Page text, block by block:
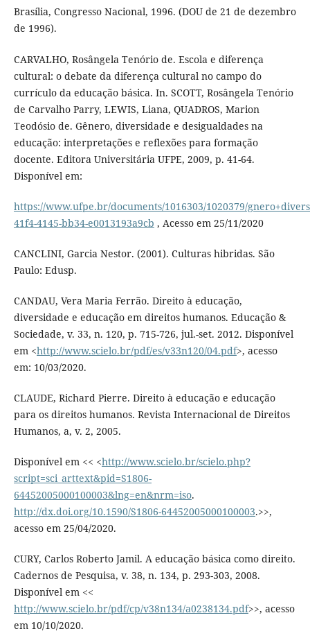
Brasília, Congresso Nacional, 1996. (DOU de 21 de dezembro
de 1996).
CARVALHO, Rosângela Tenório de. Escola e diferença
cultural: o debate da diferença cultural no campo do
currículo da educação básica. In. SCOTT, Rosângela Tenório
de Carvalho Parry, LEWIS, Liana, QUADROS, Marion
Teodósio de. Gênero, diversidade e desigualdades na
educação: interpretações e reflexões para formação
docente. Editora Universitária UFPE, 2009, p. 41-64.
Disponível em:
https://www.ufpe.br/documents/1016303/1020379/
41f4-4145-bb34-e0013193a9cb , Acesso em 25/11/2020
CANCLINI, Garcia Nestor. (2001). Culturas hibridas. São
Paulo: Edusp.
CANDAU, Vera Maria Ferrão. Direito à educação,
diversidade e educação em direitos humanos. Educação &
Sociedade, v. 33, n. 120, p. 715-726, jul.-set. 2012. Disponível
em <http://www.scielo.br/pdf/es/v33n120/04.pdf>, acesso
em: 10/03/2020.
CLAUDE, Richard Pierre. Direito à educação e educação
para os direitos humanos. Revista Internacional de Direitos
Humanos, a, v. 2, 2005.
Disponível em << <http://www.scielo.br/scielo.php?
script=sci_arttext&pid=S1806-
64452005000100003&lng=en&nrm=iso.
http://dx.doi.org/10.1590/S1806-64452005000100003.>>,
acesso em 25/04/2020.
CURY, Carlos Roberto Jamil. A educação básica como direito.
Cadernos de Pesquisa, v. 38, n. 134, p. 293-303, 2008.
Disponível em <<
http://www.scielo.br/pdf/cp/v38n134/a0238134.pdf>>, acesso
em 10/10/2020.